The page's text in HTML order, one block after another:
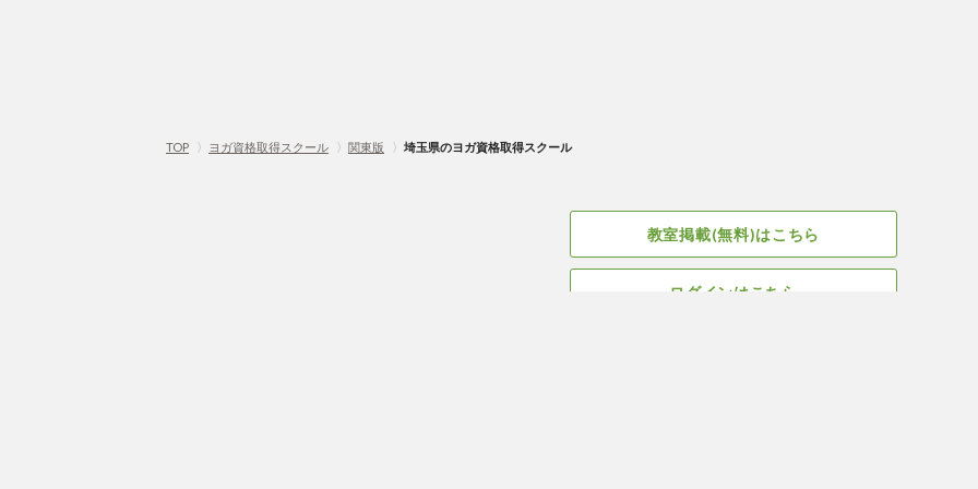
TOP 〉 ヨガ資格取得スクール 〉 関東版 〉 埼玉県のヨガ資格取得スクール
教室掲載(無料)はこちら
ログインはこちら